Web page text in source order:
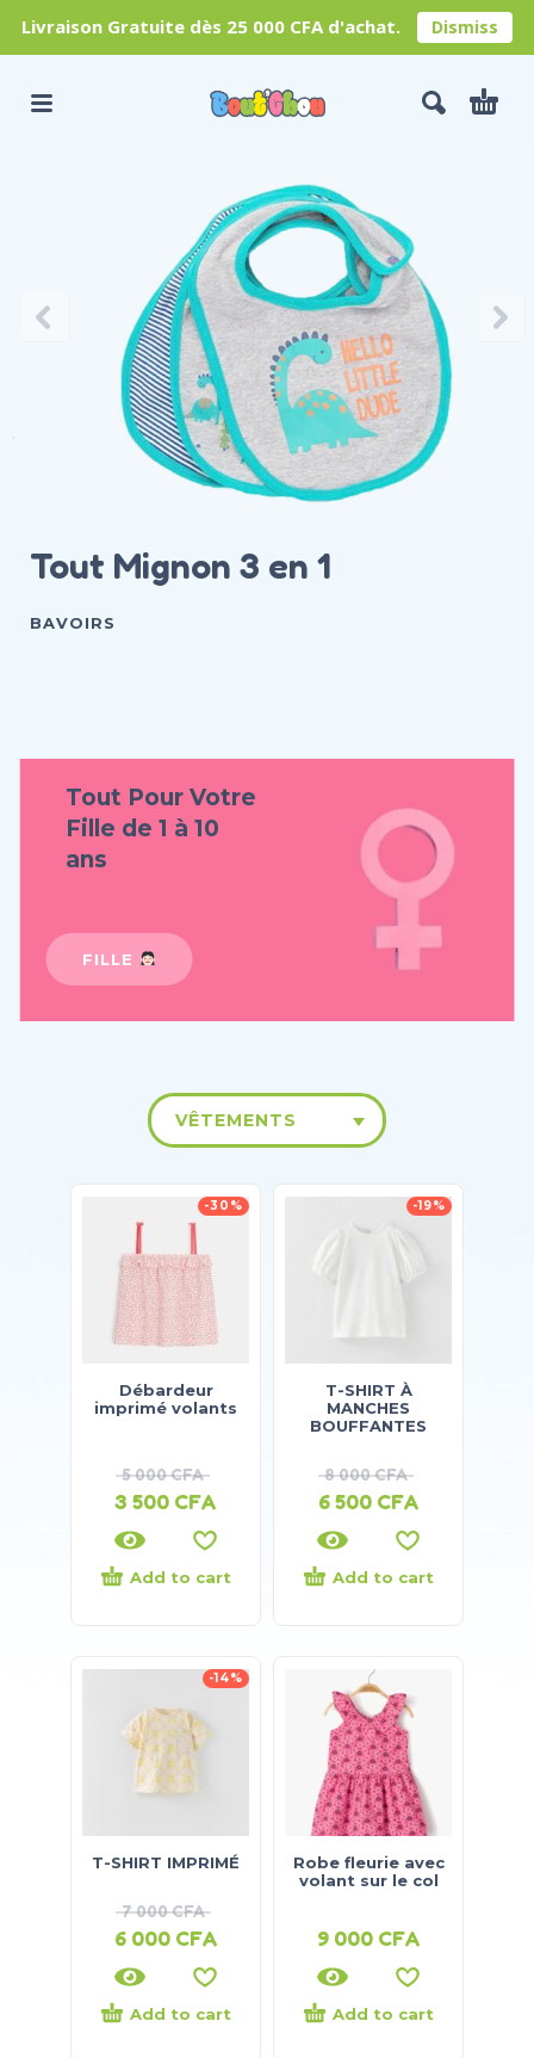
Livraison Gratuite dès 25 000 CFA d'achat. Dismiss
Tout Mignon 3 en 1
BAVOIRS
Tout Pour Votre
Fille de 1 à 10
ans
FILLE
VÊTEMENTS
-30%
Débardeur
imprimé volants
5 000CFA
3 500 CFA
Add to cart
-19%
T-SHIRT À
MANCHES
BOUFFANTES
8 000CFA
6 500 CFA
Add to cart
-14%
T-SHIRT IMPRIMÉ
7 000CFA
6 000 CFA
Add to cart
Robe fleurie avec
volant sur le col
9 000 CFA
Add to cart